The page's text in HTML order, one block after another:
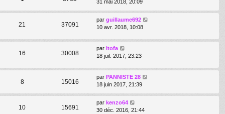
31 mai 2018, 20:09
21 37091
par guillaume692
10 avr. 2018, 10:08
16 30008
par itofa
18 juil. 2017, 23:23
8 15016
par PANNISTE 28
18 juin 2017, 21:39
10 15691
par kenzo64
30 déc. 2016, 21:44